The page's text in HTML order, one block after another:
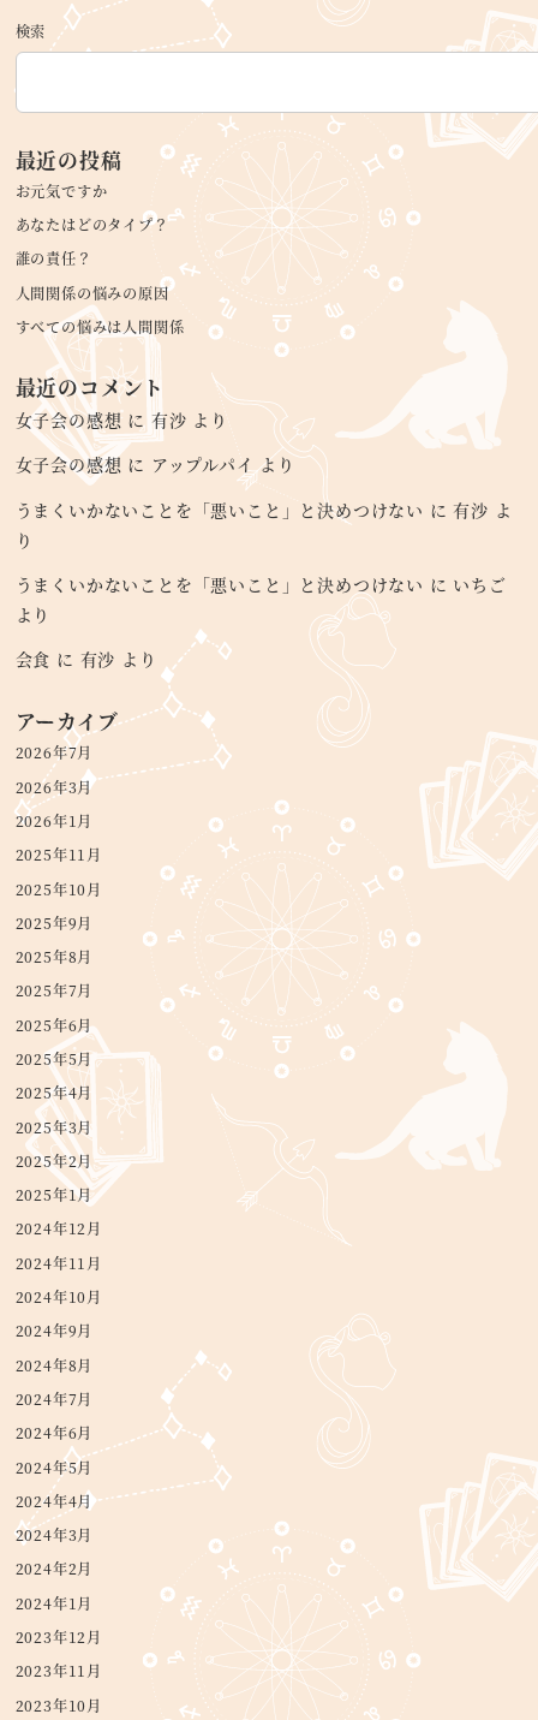
検索
最近の投稿
お元気ですか
あなたはどのタイプ？
誰の責任？
人間関係の悩みの原因
すべての悩みは人間関係
最近のコメント
女子会の感想に 有沙 より
女子会の感想 に アップルパイ より
うまくいかないことを「悪いこと」と決めつけない に有沙 よ
り
うまくいかないことを「悪いこと」と決めつけない に いちご
より
会食 に 有沙 より
アーカイブ
2026年7月
2026年3月
2026年1月
2025年11月
2025年10月
2025年9月
2025年8月
2025年7月
2025年6月
2025年5月
2025年4月
2025年3月
2025年2月
2025年1月
2024年12月
2024年11月
2024年10月
2024年9月
2024年8月
2024年7月
2024年6月
2024年5月
2024年4月
2024年3月
2024年2月
2024年1月
2023年12月
2023年11月
2023年10月